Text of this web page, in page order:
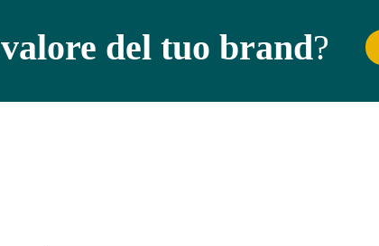
valore del tuo brand?